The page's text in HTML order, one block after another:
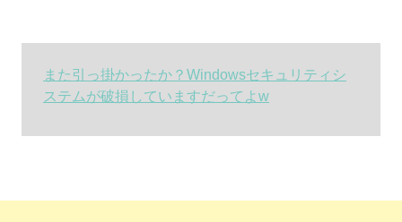
また引っ掛かったか？Windowsセキュリティシ
ステムが破損していますだってよw